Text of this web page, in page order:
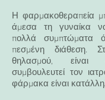
Η φαρμακοθεραπεία
άμεσα τη γυναίκα
πολλά συμπτώματα
πεσμένη διάθεση.
θηλασμού, είναι
συμβουλευτεί τον
φάρμακα είναι